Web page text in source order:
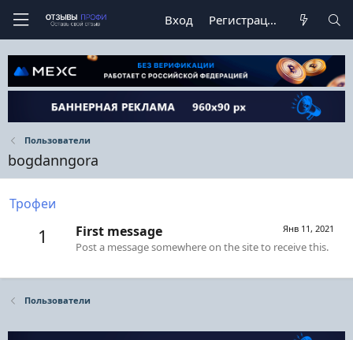
Вход Регистрация
Пользователи
bogdanngora
Трофеи
1 Янв 11, 2021
First message
Post a message somewhere on the site to receive this.
Пользователи